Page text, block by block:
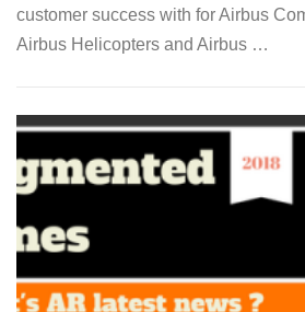
customer success with for Airbus
Airbus Helicopters and Airbus …